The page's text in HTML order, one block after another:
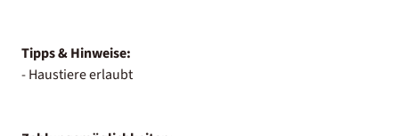
Tipps & Hinweise:
- Haustiere erlaubt